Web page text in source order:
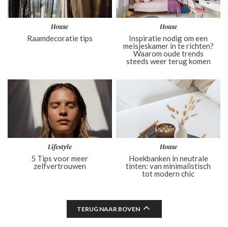
House
Raamdecoratie tips
House
Inspiratie nodig om een
meisjeskamer in te richten?
Waarom oude trends
steeds weer terug komen
Lifestyle
5 Tips voor meer
zelfvertrouwen
House
Hoekbanken in neutrale
tinten: van minimalistisch
tot modern chic
TERUG NAAR BOVEN